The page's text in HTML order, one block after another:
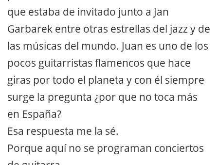
que estaba de invitado junto a Jan
Garbarek entre otras estrellas del jazz y de
las músicas del mundo. Juan es uno de los
pocos guitarristas flamencos que hace
giras por todo el planeta y con él siempre
surge la pregunta ¿por que no toca más
en España?
Esa respuesta me la sé.
Porque aquí no se programan conciertos